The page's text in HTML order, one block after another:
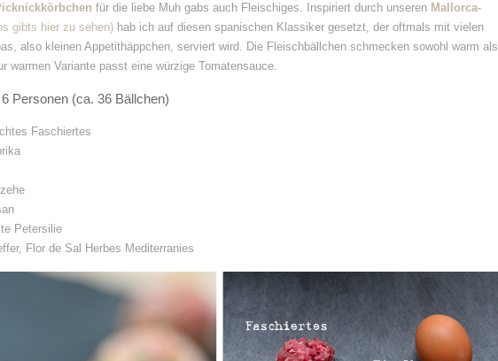
für die liebe Muh gabs auch Fleischiges. Inspiriert durch unseren Mallorca-
gibts hier zu sehen) hab ich auf diesen spanischen Klassiker gesetzt, der oftmals mit vielen
also kleinen Appetithäppchen, serviert wird. Die Fleischbällchen schmecken sowohl warm als
warmen Variante passt eine würzige Tomatensauce.
Personen (ca. 36 Bällchen)
Faschiertes
Petersilie
Flor de Sal Herbes Mediterranies